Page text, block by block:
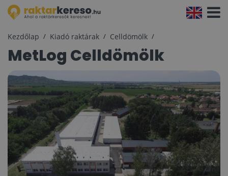
Kezdőlap Kiadó raktárak Celldömölk
MetLog Celldömölk